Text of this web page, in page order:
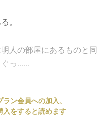
。
人の部屋にあるものと同
っ......
ン会員への加入、
入をすると読めます